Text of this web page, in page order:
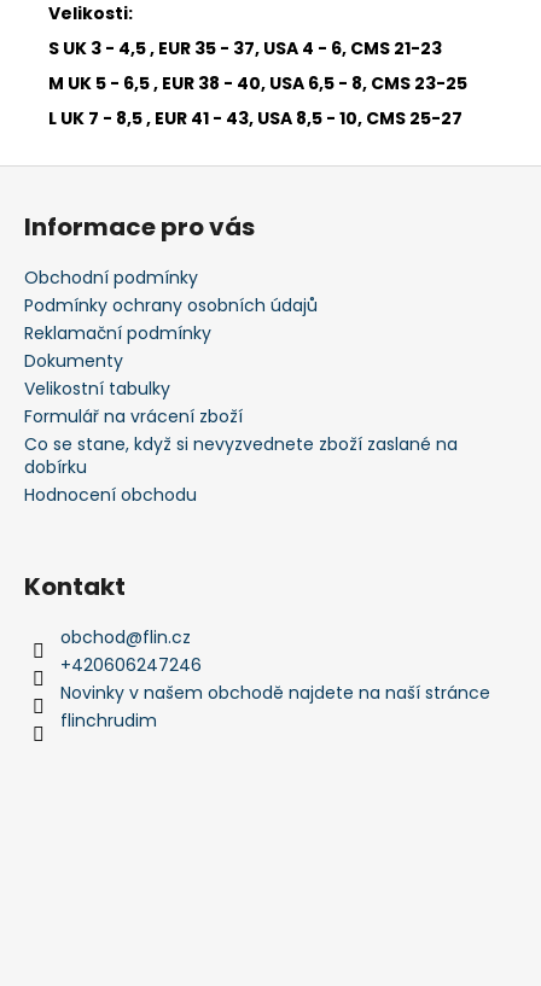
Velikosti:
S UK 3 - 4,5 , EUR 35 - 37, USA 4 - 6, CMS 21-23
M UK 5 - 6,5 , EUR 38 - 40, USA 6,5 - 8, CMS 23-25
L UK 7 - 8,5 , EUR 41 - 43, USA 8,5 - 10, CMS 25-27
Informace pro vás
Obchodní podmínky
Podmínky ochrany osobních údajů
Reklamační podmínky
Dokumenty
Velikostní tabulky
Formulář na vrácení zboží
Co se stane, když si nevyzvednete zboží zaslané na
dobírku
Hodnocení obchodu
Kontakt
obchod@flin.cz
+420606247246
Novinky v našem obchodě najdete na naší stránce
flinchrudim